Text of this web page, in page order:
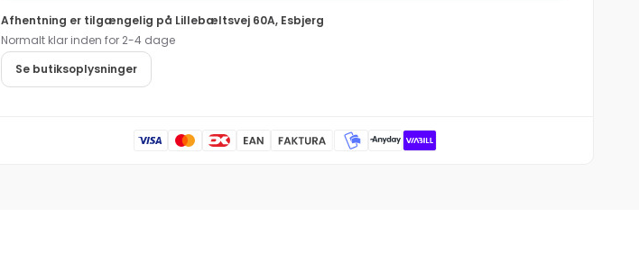
Overall
10569-
442
Newark
Overall
10569-
442
Afhentning er tilgængelig på Lillebæltsvej 60A, Esbjerg
Normalt klar inden for 2-4 dage
Se butiksoplysninger